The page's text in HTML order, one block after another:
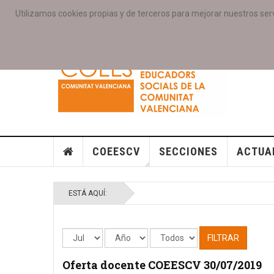
Utilizamos cookies propias y de terceros para mejorar nuestros
PORTADA ACCESO COLEGIAD@S GALERIAS
COEESCV SECCIONES
ESTÁ AQUÍ:
FILTRAR
Oferta docente COEESCV 30/07/2019